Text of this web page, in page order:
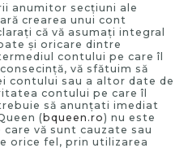
anumitor secţiuni ale
crearea unui cont
că vă asumaţi integral
şi oricare dintre
contului pe care îl
vă sfătuim să
contului sau a altor date de
contului pe care îl
să anunţati imediat
(bqueen.ro) nu este
vă sunt cauzate sau
orice fel, prin utilizarea